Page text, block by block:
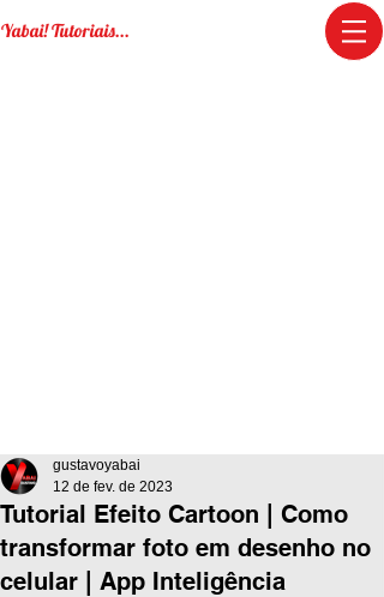
Yabai! Tutoriais...
Tutorial Efeito Cartoon | Como
transformar foto em desenho no
celular | App Inteligência
gustavoyabai
12 de fev. de 2023